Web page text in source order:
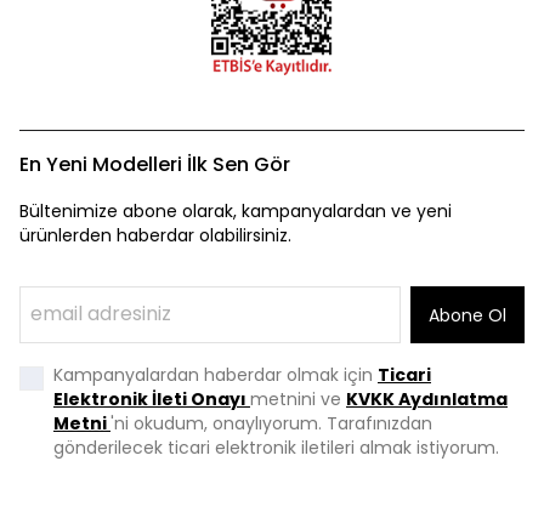
En Yeni Modelleri İlk Sen Gör
Bültenimize abone olarak, kampanyalardan ve yeni
ürünlerden haberdar olabilirsiniz.
Abone Ol
Kampanyalardan haberdar olmak için Ticari
Elektronik İleti Onayı metnini ve KVKK Aydınlatma
Metni'ni okudum, onaylıyorum. Tarafınızdan
gönderilecek ticari elektronik iletileri almak istiyorum.